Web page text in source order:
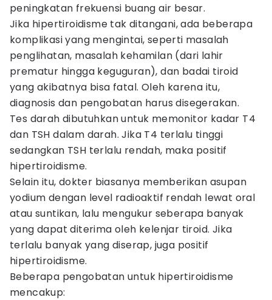
peningkatan frekuensi buang air besar.
Jika hipertiroidisme tak ditangani, ada beberapa
komplikasi yang mengintai, seperti masalah
penglihatan, masalah kehamilan (dari lahir
prematur hingga keguguran), dan badai tiroid
yang akibatnya bisa fatal. Oleh karena itu,
diagnosis dan pengobatan harus disegerakan.
Tes darah dibutuhkan untuk memonitor kadar T4
dan TSH dalam darah. Jika T4 terlalu tinggi
sedangkan TSH terlalu rendah, maka positif
hipertiroidisme.
Selain itu, dokter biasanya memberikan asupan
yodium dengan level radioaktif rendah lewat oral
atau suntikan, lalu mengukur seberapa banyak
yang dapat diterima oleh kelenjar tiroid. Jika
terlalu banyak yang diserap, juga positif
hipertiroidisme.
Beberapa pengobatan untuk hipertiroidisme
mencakup: